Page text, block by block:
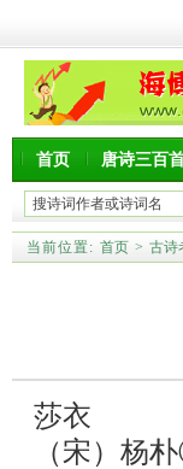
首页 唐诗三百
当前位置: 首页 > 古诗
莎衣
（宋）杨